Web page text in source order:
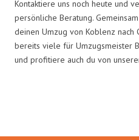
Kontaktiere uns noch heute und
persönliche Beratung.
deinen Umzug von Koblenz nach
bereits viele für Umzugsmeister
und profitiere auch du von